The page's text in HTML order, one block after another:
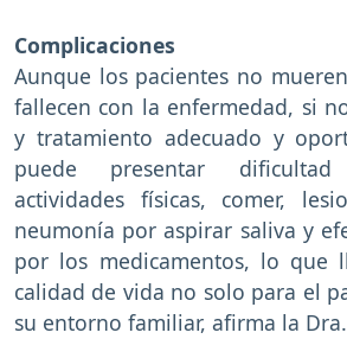
Complicaciones
Aunque los pacientes no
fallecen con la enfermedad, si
y tratamiento adecuado y
puede presentar
actividades físicas, comer,
neumonía por aspirar saliva y
por los medicamentos, lo que
calidad de vida no solo para el
su entorno familiar, afirma la